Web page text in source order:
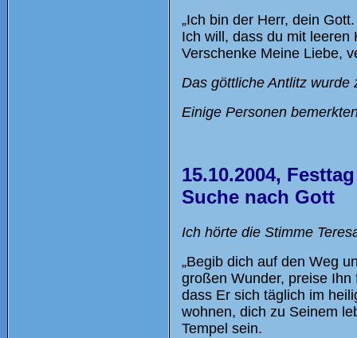
„Ich bin der Herr, dein
Ich will, dass du mit leeren
Verschenke Meine Liebe,
Das göttliche Antlitz wurde
Einige Personen
15.10.2004,
Suche nach Gott
Ich hörte die Stimme
„Begib dich auf den Weg
großen Wunder, preise
dass Er sich täglich im
wohnen, dich zu Seinem
Tempel sein.